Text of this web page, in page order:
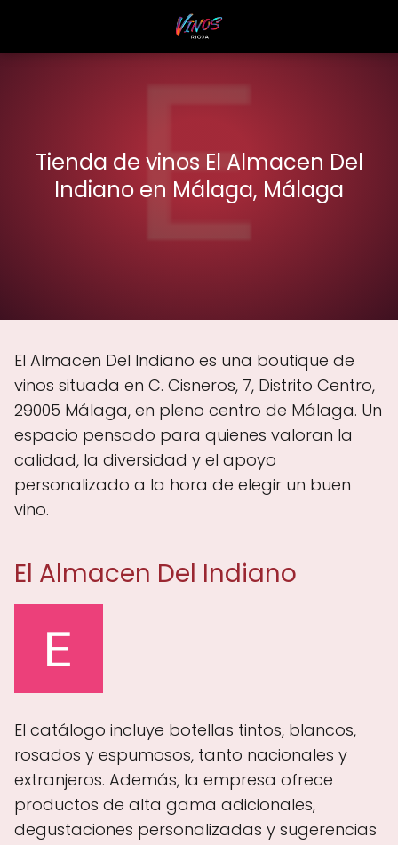
Tienda de vinos El Almacen Del
Indiano en Málaga, Málaga
El Almacen Del Indiano es una boutique de
vinos situada en C. Cisneros, 7, Distrito Centro,
29005 Málaga, en pleno centro de Málaga. Un
espacio pensado para quienes valoran la
calidad, la diversidad y el apoyo
personalizado a la hora de elegir un buen
vino.
El Almacen Del Indiano
El catálogo incluye botellas tintos, blancos,
rosados y espumosos, tanto nacionales y
extranjeros. Además, la empresa ofrece
productos de alta gama adicionales,
degustaciones personalizadas y sugerencias